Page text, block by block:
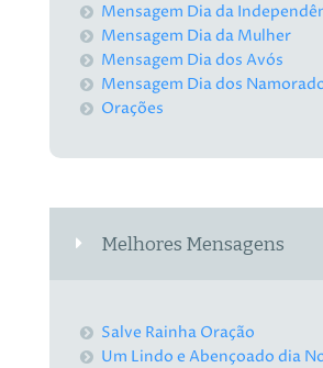
Mensagem Dia da
Mensagem Dia da Mulher
Mensagem Dia dos Avós
Mensagem Dia dos
Orações
Melhores Mensagens
Salve Rainha Oração
Um Lindo e Abençoado dia